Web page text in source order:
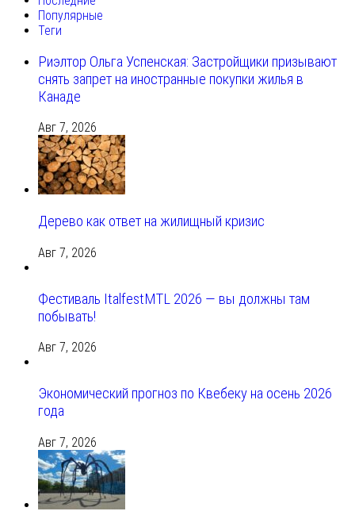
Популярные
Теги
Риэлтор Ольга Успенская: Застройщики призывают
снять запрет на иностранные покупки жилья в
Канаде
Авг 7, 2026
Дерево как ответ на жилищный кризис
Авг 7, 2026
Фестиваль ItalfestMTL 2026 — вы должны там
побывать!
Авг 7, 2026
Экономический прогноз по Квебеку на осень 2026
года
Авг 7, 2026